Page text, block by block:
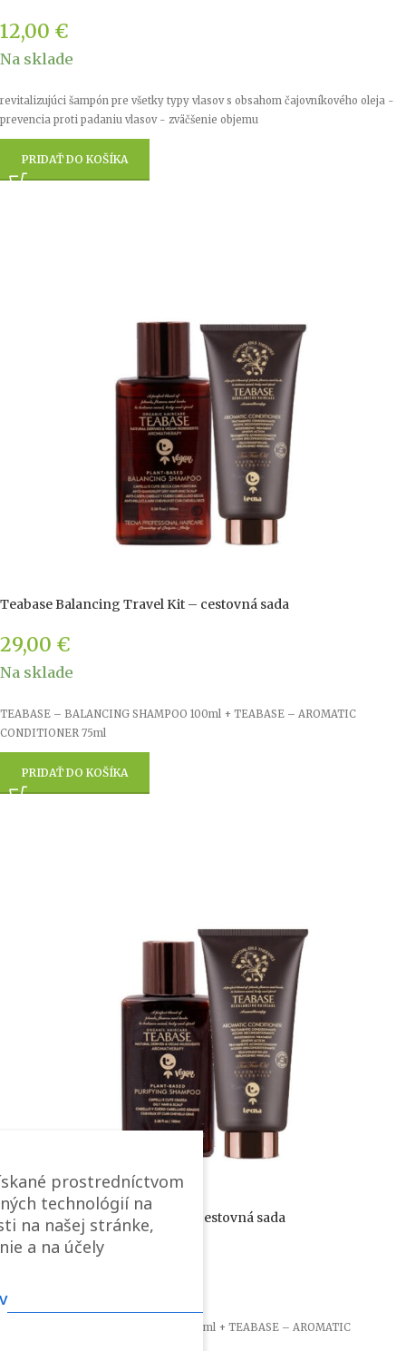
12,00 €
Na sklade
revitalizujúci šampón pre všetky typy vlasov s obsahom čajovníkového oleja -
prevencia proti padaniu vlasov - zväčšenie objemu
PRIDAŤ DO KOŠÍKA
Teabase Balancing Travel Kit – cestovná sada
29,00 €
Na sklade
TEABASE – BALANCING SHAMPOO 100ml + TEABASE – AROMATIC
CONDITIONER 75ml
PRIDAŤ DO KOŠÍKA
Teabase Purifying Travel Kit – cestovná sada
29,00€
TEABASE – PURIFYING SHAMPOO 100ml + TEABASE – AROMATIC
prostredníctvom
technológií na
na našej stránke,
a na účely